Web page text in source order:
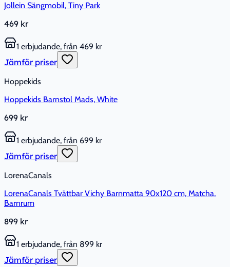
Jollein Sängmobil, Tiny Park
469 kr
1 erbjudande, från 469 kr
Jämför priser
Hoppekids
Hoppekids Barnstol Mads, White
699 kr
1 erbjudande, från 699 kr
Jämför priser
LorenaCanals
LorenaCanals Tvättbar Vichy Barnmatta 90x120 cm, Matcha,
Barnrum
899 kr
1 erbjudande, från 899 kr
Jämför priser